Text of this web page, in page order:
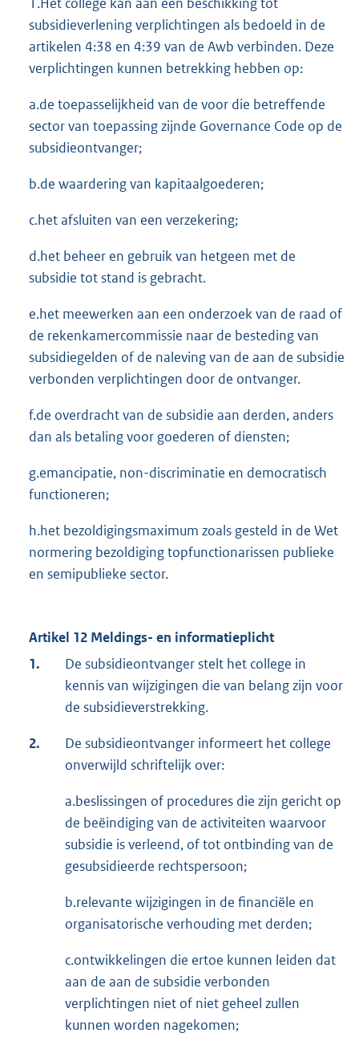
subsidieverlening verplichtingen als bedoeld in de
artikelen 4:38 en 4:39 van de Awb verbinden. Deze
verplichtingen kunnen betrekking hebben op:
a.de toepasselijkheid van de voor die betreffende
sector van toepassing zijnde Governance Code op de
subsidieontvanger;
b.de waardering van kapitaalgoederen;
c.het afsluiten van een verzekering;
d.het beheer en gebruik van hetgeen met de
subsidie tot stand is gebracht.
e.het meewerken aan een onderzoek van de raad of
de rekenkamercommissie naar de besteding van
subsidiegelden of de naleving van de aan de subsidie
verbonden verplichtingen door de ontvanger.
f.de overdracht van de subsidie aan derden, anders
dan als betaling voor goederen of diensten;
g.emancipatie, non-discriminatie en democratisch
functioneren;
h.het bezoldigingsmaximum zoals gesteld in de Wet
normering bezoldiging topfunctionarissen publieke
en semipublieke sector.
Artikel 12 Meldings- en informatieplicht
1.
De subsidieontvanger stelt het college in
kennis van wijzigingen die van belang zijn voor
de subsidieverstrekking.
2.
De subsidieontvanger informeert het college
onverwijld schriftelijk over:
a.beslissingen of procedures die zijn gericht op
de beëindiging van de activiteiten waarvoor
subsidie is verleend, of tot ontbinding van de
gesubsidieerde rechtspersoon;
b.relevante wijzigingen in de financiële en
organisatorische verhouding met derden;
c.ontwikkelingen die ertoe kunnen leiden dat
aan de aan de subsidie verbonden
verplichtingen niet of niet geheel zullen
kunnen worden nagekomen;